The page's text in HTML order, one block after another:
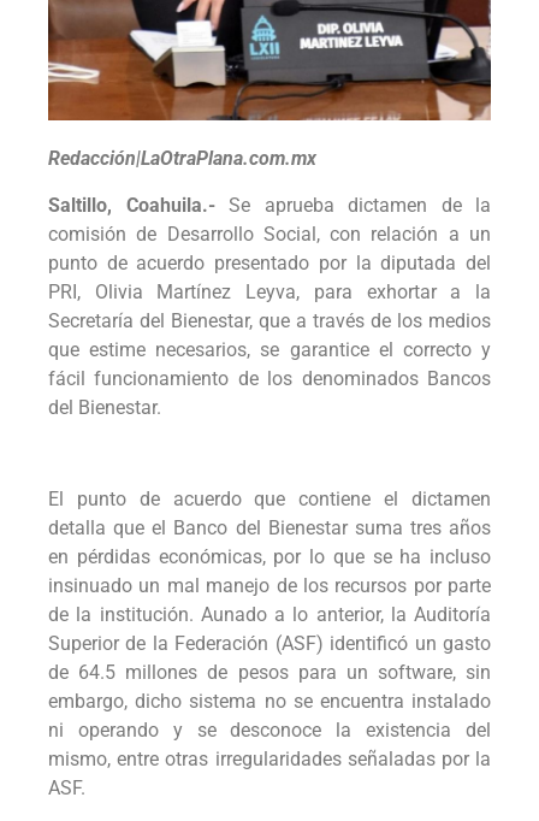
Redacción|LaOtraPlana.com.mx
Saltillo, Coahuila.-Se aprueba dictamen de la
comisión de Desarrollo Social, con relación a un
punto de acuerdo presentado por la diputada del
PRI, Olivia Martínez Leyva, para exhortar a la
Secretaría del Bienestar, que a través de los medios
que estime necesarios, se garantice el correcto y
fácil funcionamiento de los denominados Bancos
del Bienestar.
El punto de acuerdo que contiene el dictamen
detalla que el Banco del Bienestar suma tres años
en pérdidas económicas, por lo que se ha incluso
insinuado un mal manejo de los recursos por parte
de la institución. Aunado a lo anterior, la Auditoría
Superior de la Federación (ASF) identificó un gasto
de 64.5 millones de pesos para un software, sin
embargo, dicho sistema no se encuentra instalado
ni operando y se desconoce la existencia del
mismo, entre otras irregularidades señaladas por la
ASF.